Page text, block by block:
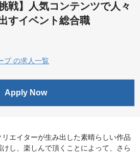
戦】人気コンテンツで人々
すイベント総合職
プ の求人一覧
Apply Now
エイターが生み出した素晴らしい作品
し、楽しんで頂くことによって、さら